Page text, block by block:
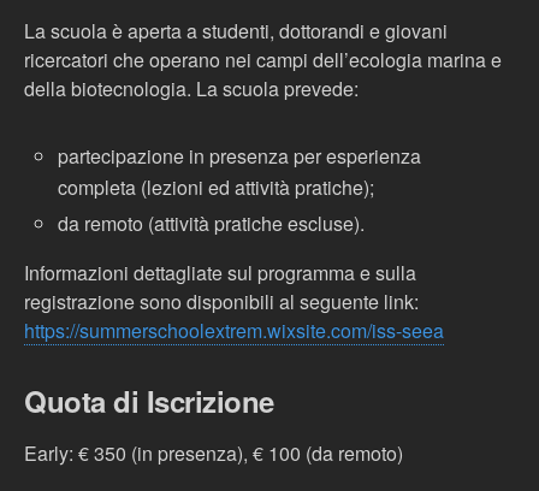
La scuola è aperta a studenti, dottorandi e giovani
ricercatori che operano nei campi dell’ecologia marina e
della biotecnologia. La scuola prevede:
partecipazione in presenza per esperienza
completa (lezioni ed attività pratiche);
da remoto (attività pratiche escluse).
Informazioni dettagliate sul programma e sulla
registrazione sono disponibili al seguente link:
https://summerschoolextrem.wixsite.com/iss-seea
Quota di Iscrizione
Early: € 350 (in presenza), € 100 (da remoto)